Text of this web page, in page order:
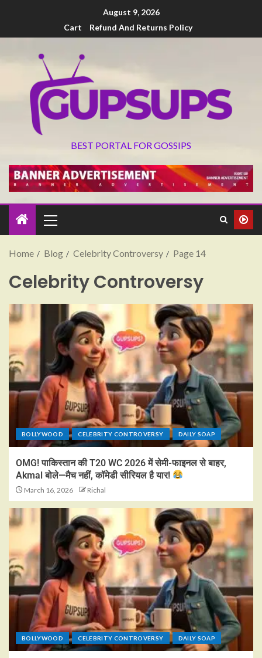
August 9, 2026
Cart
Refund And Returns Policy
BEST PORTAL FOR GOSSIPS
Home Blog Celebrity Controversy Page 14
Celebrity Controversy
BOLLYWOOD CELEBRITY CONTROVERSY DAILY SOAP
OMG! पाकिस्तान की T20 WC 2026 में सेमी-फाइनल से बाहर,
Akmal बोले—मैच नहीं, कॉमेडी सीरियल है यार!
March 16, 2026 Richal
BOLLYWOOD CELEBRITY CONTROVERSY DAILY SOAP